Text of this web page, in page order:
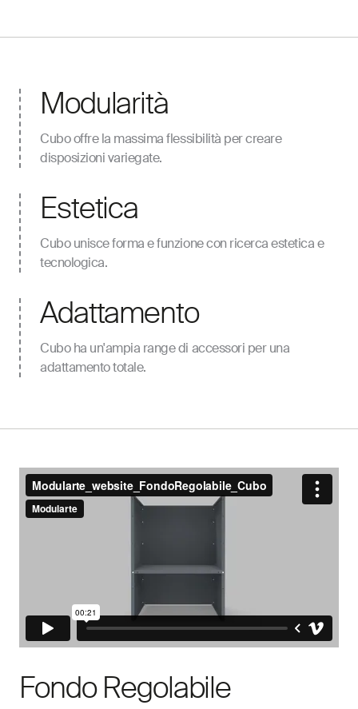
Galleria aperta
Modularità
Cubo offre la massima flessibilità per creare
disposizioni variegate.
Estetica
Cubo unisce forma e funzione con ricerca estetica e
tecnologica.
Adattamento
Cubo ha un'ampia range di accessori per una
adattamento totale.
Fondo Regolabile